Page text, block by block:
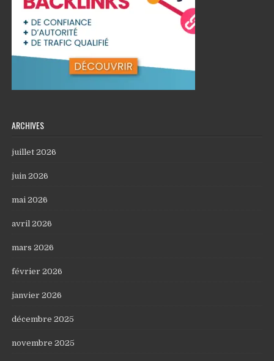
ARCHIVES
juillet 2026
juin 2026
mai 2026
avril 2026
mars 2026
février 2026
janvier 2026
décembre 2025
novembre 2025